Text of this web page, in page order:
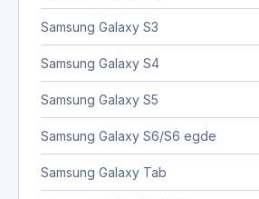
Samsung Galaxy S3
Samsung Galaxy S4
Samsung Galaxy S5
Samsung Galaxy S6/S6 egde
Samsung Galaxy Tab